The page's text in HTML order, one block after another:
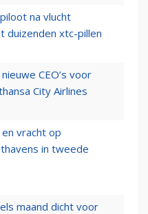
na vlucht
duizenden xtc-pillen
CEO’s voor
City Airlines
vracht op
in tweede
maand dicht voor